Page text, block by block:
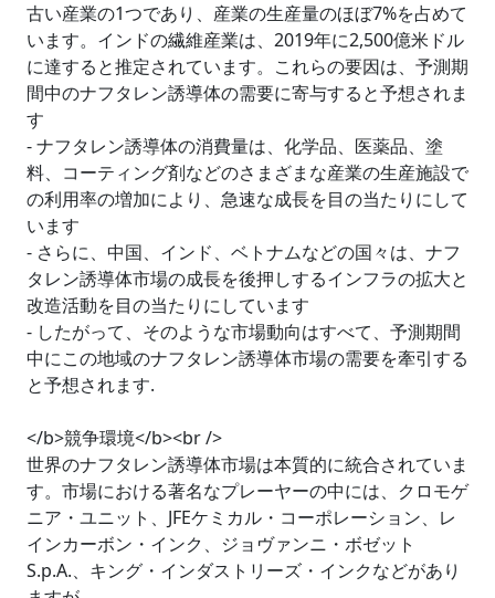
古い産業の1つであり、産業の生産量のほぼ7%を占めて
います。インドの繊維産業は、2019年に2,500億米ドル
に達すると推定されています。これらの要因は、予測期
間中のナフタレン誘導体の需要に寄与すると予想されま
す
- ナフタレン誘導体の消費量は、化学品、医薬品、塗
料、コーティング剤などのさまざまな産業の生産施設で
の利用率の増加により、急速な成長を目の当たりにして
います
- さらに、中国、インド、ベトナムなどの国々は、ナフ
タレン誘導体市場の成長を後押しするインフラの拡大と
改造活動を目の当たりにしています
- したがって、そのような市場動向はすべて、予測期間
中にこの地域のナフタレン誘導体市場の需要を牽引する
と予想されます.
</b>競争環境</b><br />
世界のナフタレン誘導体市場は本質的に統合されていま
す。市場における著名なプレーヤーの中には、クロモゲ
ニア・ユニット、JFEケミカル・コーポレーション、レ
インカーボン・インク、ジョヴァンニ・ボゼット
S.p.A.、キング・インダストリーズ・インクなどがあり